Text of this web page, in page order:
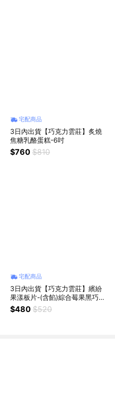
宅配商品
3日內出貨【巧克力雲莊】炙燒
焦糖乳酪蛋糕-6吋
$760 $810
宅配商品
3日內出貨【巧克力雲莊】繽紛
果漾板片-(含餡)綜合莓果黑巧克
力
$480 $520